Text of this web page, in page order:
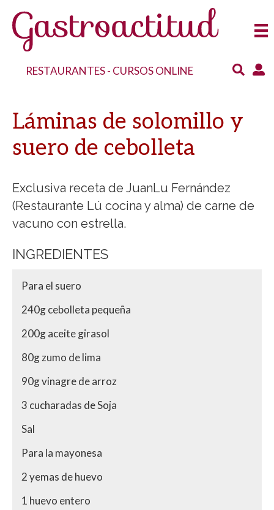
RESTAURANTES- CURSOS ONLINE
Láminas de solomillo y
suero de cebolleta
Exclusiva receta de JuanLu Fernández
(Restaurante Lú cocina y alma) de carne de
vacuno con estrella.
INGREDIENTES
Para el suero
240g cebolleta pequeña
200g aceite girasol
80g zumo de lima
90g vinagre de arroz
3 cucharadas de Soja
Sal
Para la mayonesa
2 yemas de huevo
1 huevo entero